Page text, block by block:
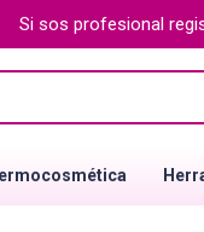
Si sos profesional